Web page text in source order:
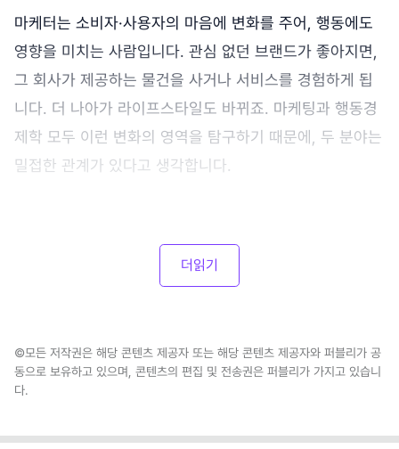
마케터는 소비자·사용자의 마음에 변화를 주어, 행동에도
영향을 미치는 사람입니다. 관심 없던 브랜드가 좋아지면,
그 회사가 제공하는 물건을 사거나 서비스를 경험하게 됩
니다. 더 나아가 라이프스타일도 바뀌죠. 마케팅과 행동경
제학 모두 이런 변화의 영역을 탐구하기 때문에, 두 분야는
밀접한 관계가 있다고 생각합니다.
더읽기
©모든 저작권은 해당 콘텐츠 제공자 또는 해당 콘텐츠 제공자와 퍼블리가 공
동으로 보유하고 있으며, 콘텐츠의 편집 및 전송권은 퍼블리가 가지고 있습니
다.